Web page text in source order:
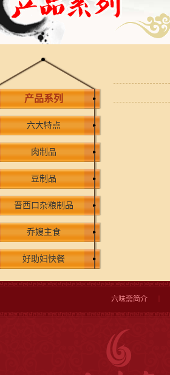
产品系列
六大特点
肉制品
豆制品
晋西口杂粮制品
乔嫂主食
好助妇快餐
六味斋简介